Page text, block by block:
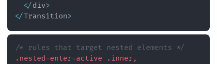
</div>
</Transition>
/* rules that target nested elements */
.nested-enter-active .inner,